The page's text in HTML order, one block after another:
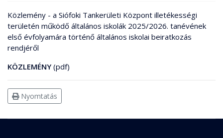
Közlemény - a Siófoki Tankerületi Központ illetékességi
területén működő általános iskolák 2025/2026. tanévének
első évfolyamára történő általános iskolai beiratkozás
rendjéről
KÖZLEMÉNY (pdf)
Nyomtatás